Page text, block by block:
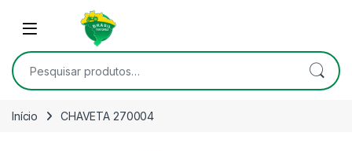
Skip to navigation
Open
Pesquisar por:
Início CHAVETA 270004